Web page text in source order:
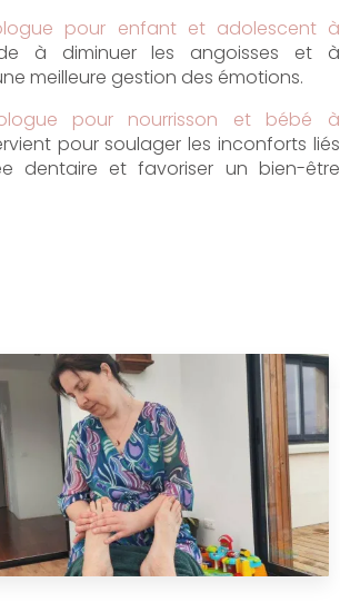
pour enfant et adolescent à
à diminuer les angoisses et à
meilleure gestion des émotions.
pour nourrisson et bébé à
pour soulager les inconforts liés
dentaire et favoriser un bien-être